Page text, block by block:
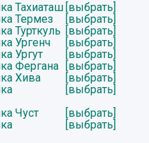
Тахиаташ [выбрать]
Термез
[выбрать]
Турткуль
[выбрать]
Ургенч
[выбрать]
Ургут
[выбрать]
Фергана
[выбрать]
Хива
[выбрать]
[выбрать]
Чуст
[выбрать]
[выбрать]